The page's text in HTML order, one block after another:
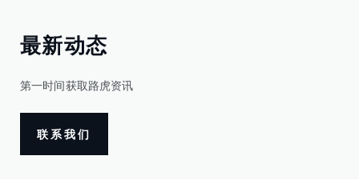
最新动态
第一时间获取路虎资讯
联系我们